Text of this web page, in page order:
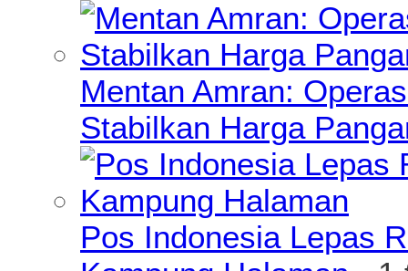
Mentan Amran:
Stabilkan Harga
Pos Indonesia Lepas